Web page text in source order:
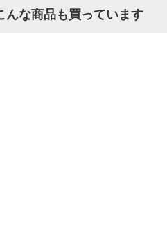
んな商品も買っています